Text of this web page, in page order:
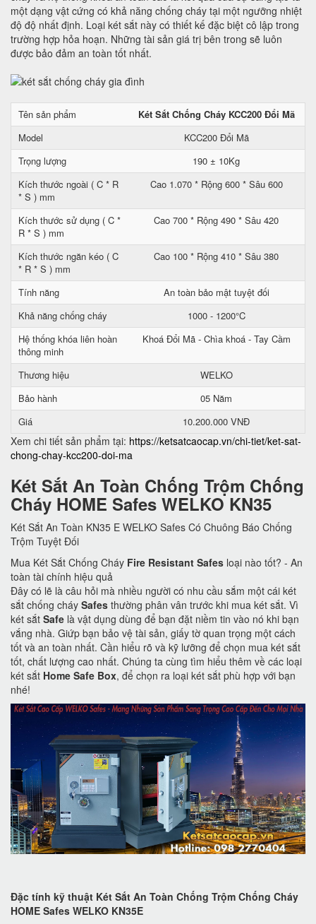
một dạng vật cứng có khả năng chống cháy tại một ngưỡng nhiệt
độ độ nhất định. Loại két sắt này có thiết kế đặc biệt cô lập trong
trường hợp hỏa hoạn. Những tài sản giá trị bên trong sẽ luôn
được bảo đảm an toàn tốt nhất.
Tên sản phẩm
Két Sắt Chống Cháy KCC200 Đổi Mã
Model
KCC200 Đổi Mã
Trọng lượng
190 ± 10Kg
Kích thước ngoài ( C * R
* S ) mm
Cao 1.070 * Rộng 600 * Sâu 600
Kích thước sử dụng ( C *
R * S ) mm
Cao 700 * Rộng 490 * Sâu 420
Kích thước ngăn kéo ( C
* R * S ) mm
Cao 100 * Rộng 410 * Sâu 380
Tính năng
An toàn bảo mật tuyệt đối
Khả năng chống cháy
1000 - 1200°C
Hệ thống khóa liên hoàn
thông minh
Khoá Đổi Mã - Chìa khoá - Tay Cầm
Thương hiệu
WELKO
Bảo hành
05 Năm
Giá
10.200.000 VNĐ
Xem chi tiết sản phẩm tại: https://ketsatcaocap.vn/chi-tiet/ket-sat-
chong-chay-kcc200-doi-ma
Két Sắt An Toàn Chống Trộm Chống
Cháy HOME Safes WELKO KN35
Két Sắt An Toàn KN35 E WELKO Safes Có Chuông Báo Chống
Trộm Tuyệt Đối
Mua Két Sắt Chống Cháy Fire Resistant Safes loại nào tốt? - An
toàn tài chính hiệu quả
Đây có lẽ là câu hỏi mà nhiều người có nhu cầu sắm một cái két
sắt chống cháy Safes thường phân vân trước khi mua két sắt. Vì
két sắt Safe là vật dụng dùng để bạn đặt niềm tin vào nó khi bạn
vắng nhà. Giứp bạn bảo vệ tài sản, giấy tờ quan trọng một cách
tốt và an toàn nhất. Cần hiểu rõ và kỹ lưỡng để chọn mua két sắt
tốt, chất lượng cao nhất. Chúng ta cùng tìm hiểu thêm về các loại
két sắt Home Safe Box, để chọn ra loại két sắt phù hợp với bạn
nhé!
Đặc tính kỹ thuật Két Sắt An Toàn Chống Trộm Chống Cháy
HOME Safes WELKO KN35E